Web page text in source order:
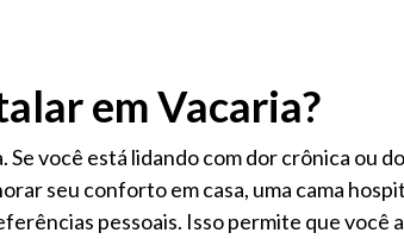
em Vacaria?
você está lidando com dor crônica ou
seu conforto em casa, uma cama
pessoais. Isso permite que você